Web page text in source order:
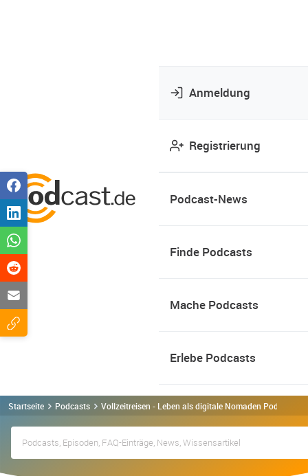
Anmeldung
Registrierung
Podcast-News
Finde Podcasts
Mache Podcasts
Erlebe Podcasts
Startseite Podcasts Vollzeitreisen - Leben als digitale Nomaden Podcast